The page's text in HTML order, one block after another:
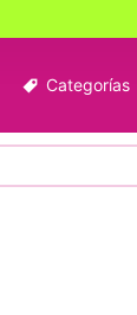
Categorías